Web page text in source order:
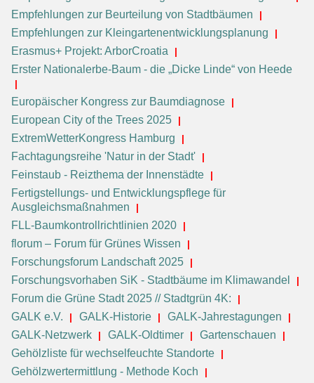
Empfehlungen zur Beurteilung von Stadtbäumen
Empfehlungen zur Kleingartenentwicklungsplanung
Erasmus+ Projekt: ArborCroatia
Erster Nationalerbe-Baum - die „Dicke Linde“ von Heede
Europäischer Kongress zur Baumdiagnose
European City of the Trees 2025
ExtremWetterKongress Hamburg
Fachtagungsreihe 'Natur in der Stadt'
Feinstaub - Reizthema der Innenstädte
Fertigstellungs- und Entwicklungspflege für
Ausgleichsmaßnahmen
FLL-Baumkontrollrichtlinien 2020
florum – Forum für Grünes Wissen
Forschungsforum Landschaft 2025
Forschungsvorhaben SiK - Stadtbäume im Klimawandel
Forum die Grüne Stadt 2025 // Stadtgrün 4K:
GALK e.V.
GALK-Historie
GALK-Jahrestagungen
GALK-Netzwerk
GALK-Oldtimer
Gartenschauen
Gehölzliste für wechselfeuchte Standorte
Gehölzwertermittlung - Methode Koch